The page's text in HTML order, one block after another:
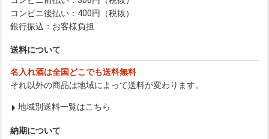
コンビニ後払い：400円（税抜）
銀行振込：お客様負担
送料について
名入れ酒は全国どこでも送料無料
それ以外の商品は地域によって送料が変わります。
地域別送料一覧はこちら
納期について